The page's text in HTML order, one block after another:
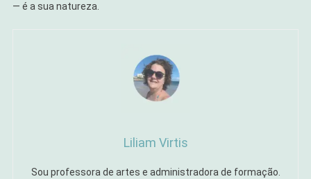
— é a sua natureza.
Liliam Virtis
Sou professora de artes e administradora de formação.